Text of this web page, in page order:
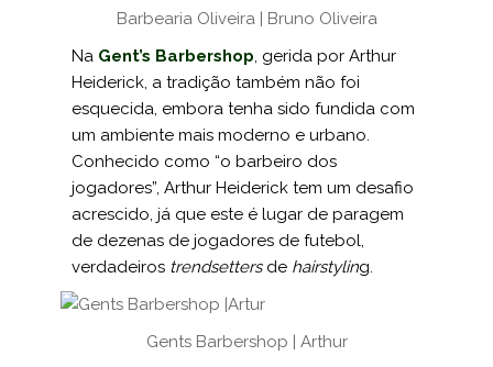
Barbearia Oliveira | Bruno Oliveira
Na Gent’s Barbershop, gerida por Arthur
Heiderick, a tradição também não foi
esquecida, embora tenha sido fun­dida com
um ambiente mais moderno e urbano.
Conhecido como “o barbeiro dos
jogadores”, Arthur Heiderick tem um desa­fio
acrescido, já que este é lugar de paragem
de dezenas de jogadores de futebol,
verdadeiros trendsetters de hairstyling.
Gents Barbershop | Arthur